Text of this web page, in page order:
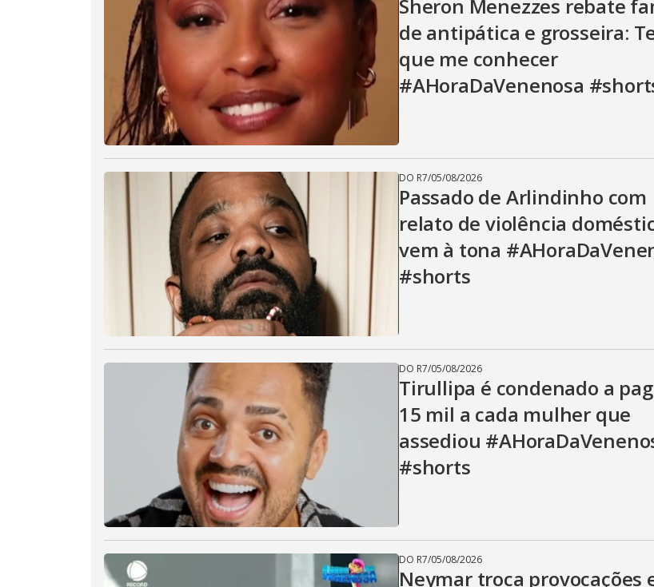
Sheron Menezzes rebate
de antipática e grosseira:
que me conhecer
#AHoraDaVenenosa
DO R7/05/08/2026
Passado de Arlindinho com
relato de violência
vem à tona
#shorts
DO R7/05/08/2026
Tirullipa é condenado a
15 mil a cada mulher que
assediou
#shorts
DO R7/05/08/2026
Neymar troca provocações